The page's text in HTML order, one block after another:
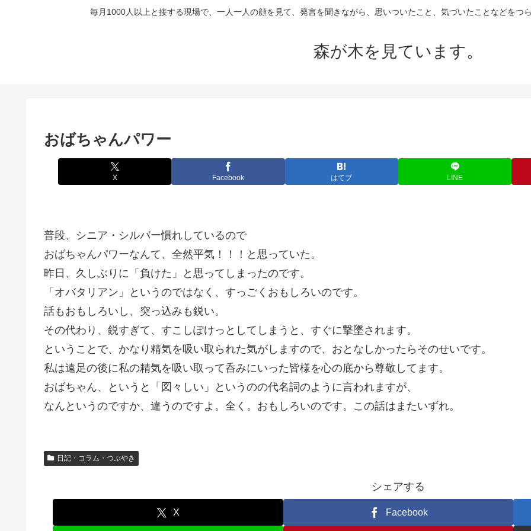
毎月1000人以上と接する現場で、一人一人の顔を見て、発言を聞きながら、思いついたこと、気づいたことなどをつ
森が木を見ています。
おばちゃんパワー
X Facebook はてブ LINE
普段、シニア・シルバー慣れしているので
おばちゃんパワーなんて、全然平気！！！と思っていた。
昨日、久しぶりに「負けた」と思ってしまったのです。
「オバタリアン」というのではなく、すっごくおもしろいのです。
話もおもしろいし、突っ込みも鋭い。
その代わり、鋭すぎて、すこしぽけっとしてしまうと、すぐに撃墜されます。
ということで、かなり精気を吸い取られた気がしますので、おとなしかったらそのせいです。
私は遠足の後に私の精気を吸い取って呑みにいった皆様を心の底から尊敬してます。
おばちゃん、というと「図々しい」というのの代名詞のように言われますが、
なんというのですか、違うのですよ。全く。おもしろいのです。この話はまたいずれ。
日記・コラム・つぶやき
シェアする
X Facebook